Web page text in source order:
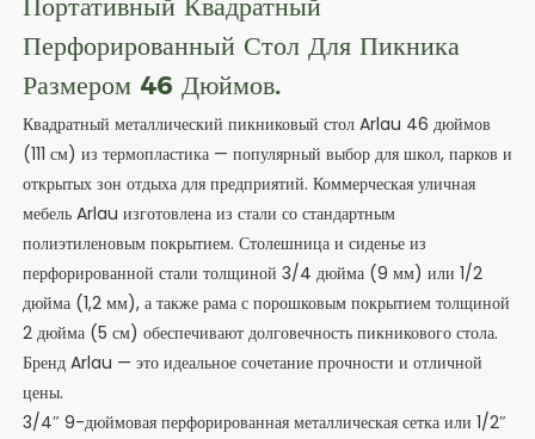
Перфорированный Стол Для Пикника
Размером 46 Дюймов.
Квадратный металлический пикниковый стол Arlau 46 дюймов
(111 см) из термопластика — популярный выбор для школ, парков и
открытых зон отдыха для предприятий. Коммерческая уличная
мебель Arlau изготовлена ​​из стали со стандартным
полиэтиленовым покрытием. Столешница и сиденье из
перфорированной стали толщиной 3/4 дюйма (9 мм) или 1/2
дюйма (1,2 мм), а также рама с порошковым покрытием толщиной
2 дюйма (5 см) обеспечивают долговечность пикникового стола.
Бренд Arlau — это идеальное сочетание прочности и отличной
цены.
3/4″ 9-дюймовая перфорированная металлическая сетка или 1/2″